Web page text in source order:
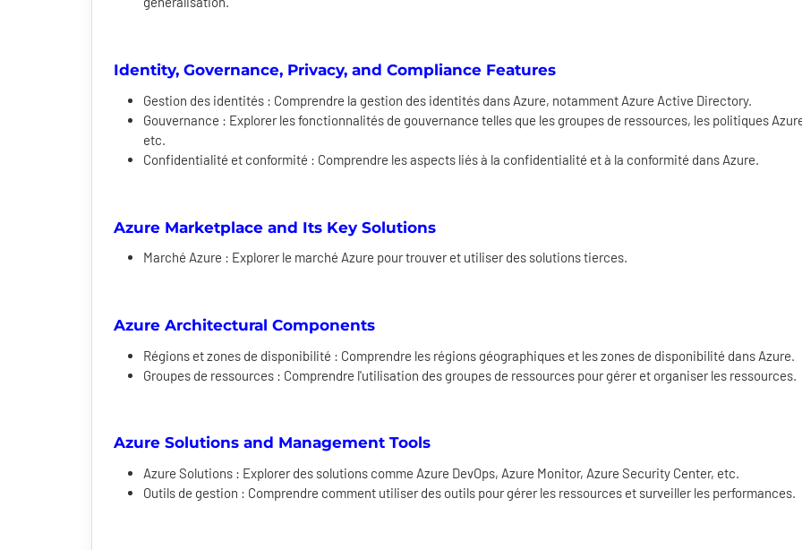
Identity, Governance, Privacy, and Compliance Features
Gestion des identités : Comprendre la gestion des identités dans Azure, notamment Azure Active Directory.
Gouvernance : Explorer les fonctionnalités de gouvernance telles que les groupes de ressources, les politiques
etc.
Confidentialité et conformité : Comprendre les aspects liés à la confidentialité et à la conformité dans Azure.
Azure Marketplace and Its Key Solutions
Marché Azure : Explorer le marché Azure pour trouver et utiliser des solutions tierces.
Azure Architectural Components
Régions et zones de disponibilité : Comprendre les régions géographiques et les zones de disponibilité dans Azure.
Groupes de ressources : Comprendre l'utilisation des groupes de ressources pour gérer et organiser les ressources.
Azure Solutions and Management Tools
Azure Solutions : Explorer des solutions comme Azure DevOps, Azure Monitor, Azure Security Center, etc.
Outils de gestion : Comprendre comment utiliser des outils pour gérer les ressources et surveiller les performances.